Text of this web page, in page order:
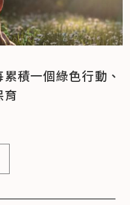
積一個綠色行動、
育